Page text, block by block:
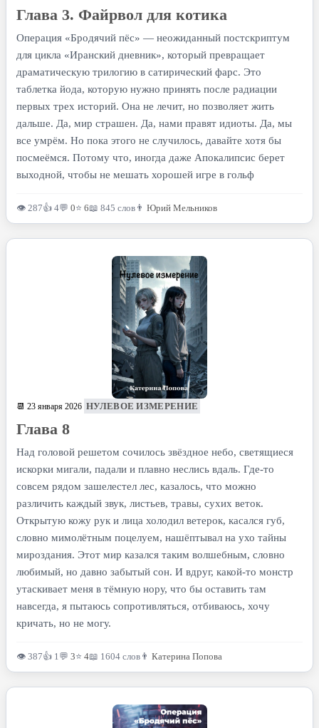
Глава 3. Файрвол для котика
Операция «Бродячий пёс» — неожиданный постскриптум
для цикла «Иранский дневник», который превращает
драматическую трилогию в сатирический фарс. Это
таблетка йода, которую нужно принять после радиации
первых трех историй. Она не лечит, но позволяет жить
дальше. Да, мир страшен. Да, нами правят идиоты. Да, мы
все умрём. Но пока этого не случилось, давайте хотя бы
посмеёмся. Потому что, иногда даже Апокалипсис берет
выходной, чтобы не мешать хорошей игре в гольф
👁 287👍 4💬 0⭐ 6📖 845 слов 👨 Юрий Мельников
📆 23 января 2026 НУЛЕВОЕ ИЗМЕРЕНИЕ
Глава 8
Над головой решетом сочилось звёздное небо, светящиеся
искорки мигали, падали и плавно неслись вдаль. Где-то
совсем рядом зашелестел лес, казалось, что можно
различить каждый звук, листьев, травы, сухих веток.
Открытую кожу рук и лица холодил ветерок, касался губ,
словно мимолётным поцелуем, нашёптывал на ухо тайны
мироздания. Этот мир казался таким волшебным, словно
любимый, но давно забытый сон. И вдруг, какой-то монстр
утаскивает меня в тёмную нору, что бы оставить там
навсегда, я пытаюсь сопротивляться, отбиваюсь, хочу
кричать, но не могу.
👁 387👍 1💬 3⭐ 4📖 1604 слов 👨 Катерина Попова